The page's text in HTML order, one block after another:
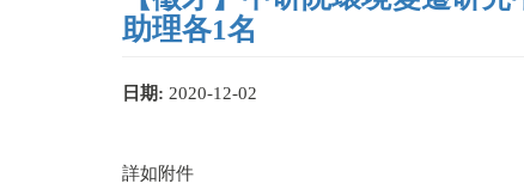
助理各1名
日期: 2020-12-02
詳如附件